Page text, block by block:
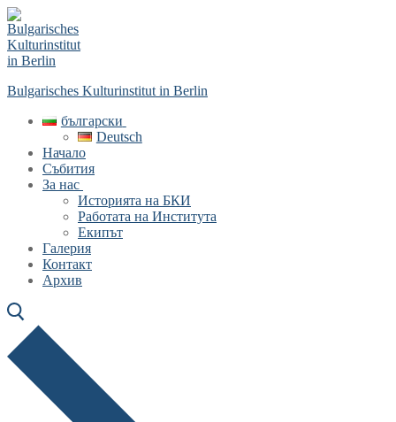
Skip
to
content
Menu
Close
Bulgarisches Kulturinstitut in Berlin
български
Deutsch
Начало
Събития
За нас
Историята на БКИ
Работата на Института
Екипът
Галерия
Контакт
Архив